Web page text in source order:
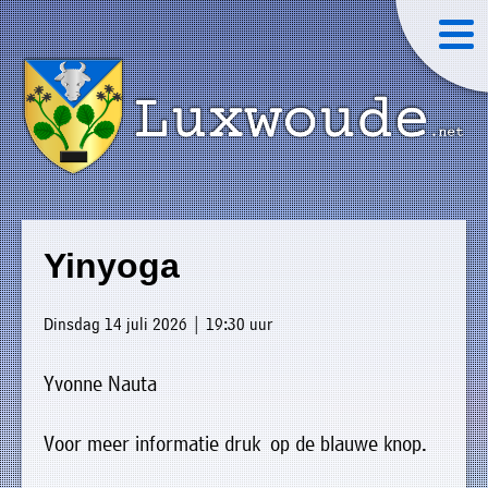
Yinyoga
Dinsdag 14 juli 2026 | 19:30 uur
Yvonne Nauta
Voor meer informatie druk op de blauwe knop.
»
Home
»
Welkom
»
Nieuws
»
Agenda
»
Luxwoude.net
website@luxwoude.net
Plaatselijk
belang
Op
dit
moment
bestaat
het
bestuur